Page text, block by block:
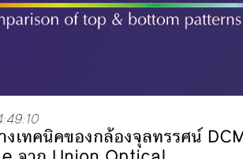
งเทคนิคของกล้องจุลทรรศน์